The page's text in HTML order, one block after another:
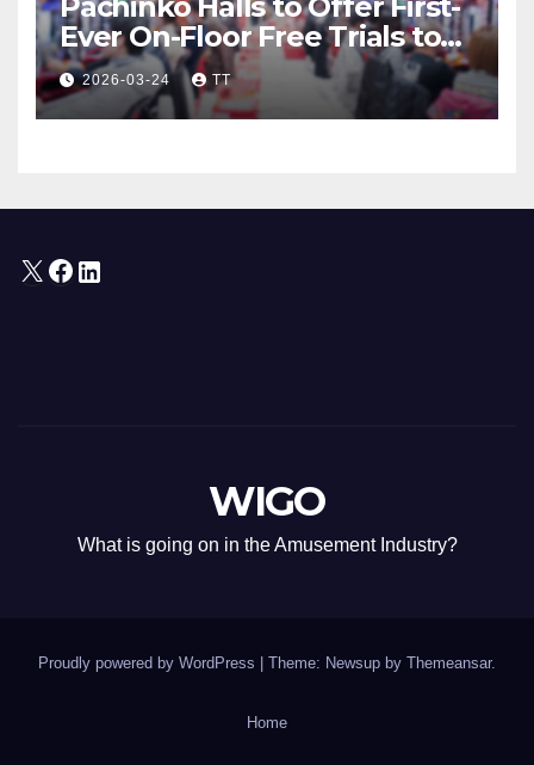
Ever On-Floor Free Trials to
Attract Anime Fans through
“Oshi” IP Strategy
2026-03-24 TT
X Facebook
LinkedIn
WIGO
What is going on in the Amusement Industry?
Proudly powered by WordPress Theme: Newsup by Themeansar.
Home